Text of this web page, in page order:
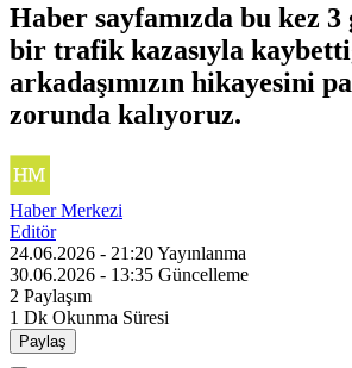
Haber sayfamızda bu kez 3
bir trafik kazasıyla
arkadaşımızın hikayesini
zorunda kalıyoruz.
Haber Merkezi
Editör
24.06.2026 - 21:20Yayınlanma
30.06.2026 - 13:35 Güncelleme
2 Paylaşım
1 Dk Okunma Süresi
Paylaş